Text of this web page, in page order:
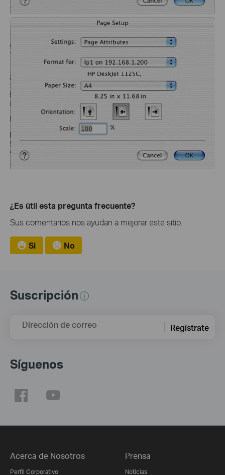
¿Es útil esta pregunta frecuente?
Sus comentarios nos ayudan a mejorar este sitio.
Si No
Suscripción
Dirección de correo Regístrate
Síguenos
Acerca de Nosotros
Perfil Corporativo
Prensa
Noticias